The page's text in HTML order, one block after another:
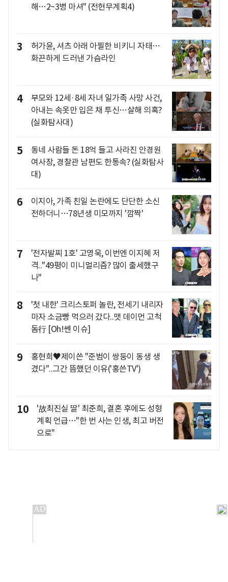
해…2~3병 마셔" (전현무계획4)
3
허가윤, 셔츠 아래 아찔한 비키니 자태…
화끈하게 드러낸 가슴라인
4
부모와 12세·8세 자녀 일가족 사망 사건,
아내는 속옷만 입은 채 투신…살해 의혹?
(실화탐사대)
5
동네 사람들 돈 18억 들고 사라진 안경원
여사장, 경찰관 남편도 한통속? (실화탐사
대)
6
이지아, 가족 친일 논란에도 단단한 소신
전하더니…78년생 미모까지 '깜짝'
7
'전자발찌 1호' 고영욱, 이번엔 이지혜 저
격.."49평이 미니멀리즘? 많이 출세했구
나"
8
'첫 내한' 크리스토퍼 놀란, 전세기 내리자
마자 소금빵 먹으러 갔다..맷 데이먼 고척
돔行 [Oh!쎈 이슈]
9
홍현희♥제이쓴 "준범이 쌍둥이 동생 생
겼다"..그간 뜸했던 이유('홍쓴TV')
10
'故최진실 딸' 최준희, 결혼 후에도 성형
계획 언급…"한 번 사는 인생, 최고 버전
으로"